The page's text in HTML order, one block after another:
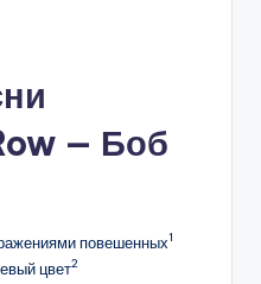
— Боб
повешенных1
цвет2